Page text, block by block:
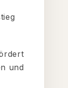
und